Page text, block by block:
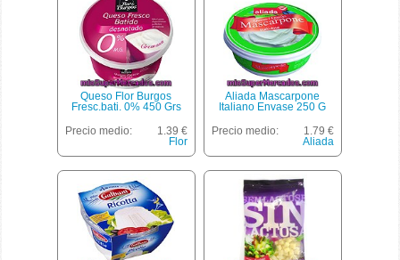
Queso Flor Burgos
Fresc.bati. 0% 450 Grs
Precio medio:
1.39 €
Flor
Aliada Mascarpone
Italiano Envase 250 G
Precio medio:
1.79 €
Aliada